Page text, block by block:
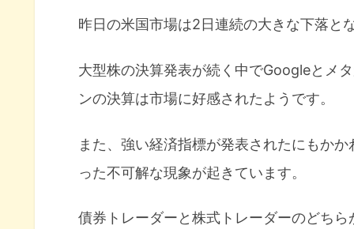
昨日の米国市場は2日連続の大きな下落と
大型株の決算発表が続く中でGoogleとメ
ンの決算は市場に好感されたようです。
また、強い経済指標が発表されたにもか
った不可解な現象が起きています。
債券トレーダーと株式トレーダーのどち